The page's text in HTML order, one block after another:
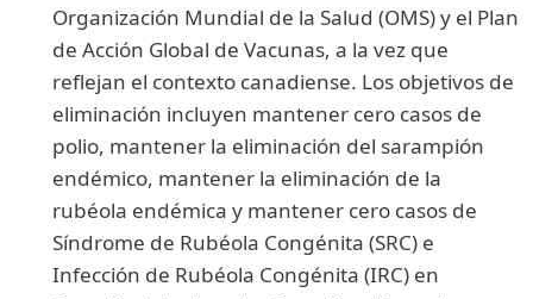
Organización Mundial de la Salud (OMS) y el Plan
de Acción Global de Vacunas, a la vez que
reflejan el contexto canadiense. Los objetivos de
eliminación incluyen mantener cero casos de
polio, mantener la eliminación del sarampión
endémico, mantener la eliminación de la
rubéola endémica y mantener cero casos de
Síndrome de Rubéola Congénita (SRC) e
Infección de Rubéola Congénita (IRC) en